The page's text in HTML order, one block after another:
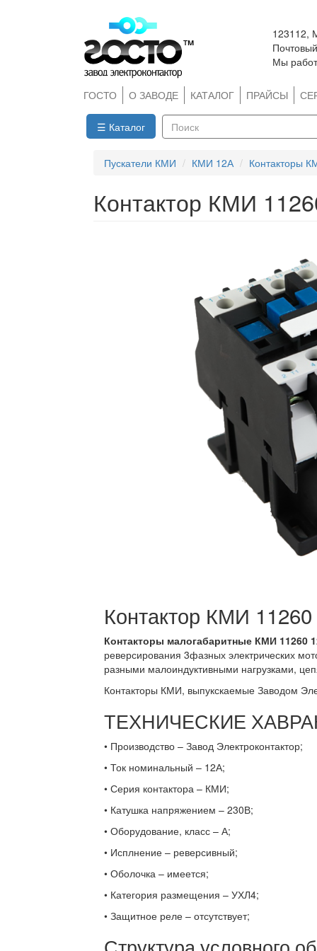
123112,
Мы
ГОСТО О ЗАВОДЕ КАТАЛОГ ПРАЙСЫ
☰ Каталог
Пускатели КМИ
КМИ 12А Контакторы
Контактор КМИ
Контактор КМИ
Контакторы малогабаритные КМИ 11260
реверсирования 3фазных электрических
разными малоиндуктивными нагрузками,
Контакторы КМИ, выпукскаемые Заводом
ТЕХНИЧЕСКИЕ
• Производство – Завод Электроконтактор;
• Ток номинальный – 12А;
• Серия контактора – КМИ;
• Катушка напряжением – 230В;
• Оборудование, класс – А;
• Исплнение – реверсивный;
• Оболочка – имеется;
• Категория размещения – УХЛ4;
• Защитное реле – отсутствует;